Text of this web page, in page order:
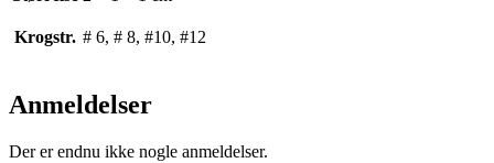
Krogstr. # 6, # 8, #10, #12
Anmeldelser
Der er endnu ikke nogle anmeldelser.